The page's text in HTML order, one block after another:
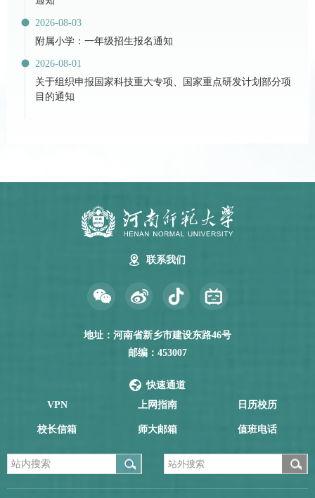
2026-08-03
附属小学：一年级招生报名通知
2026-08-01
关于组织申报国家科技重大专项、国家重点研发计划部分项
目的通知
联系我们
地址：河南省新乡市建设东路46号
邮编：453007
快速通道
VPN
上网指南 日历校历
校长信箱 师大邮箱 值班电话